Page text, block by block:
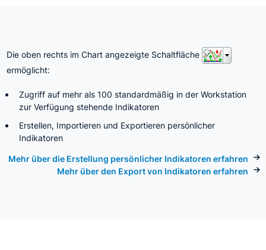
Die oben rechts im Chart angezeigte Schaltfläche
ermöglicht:
Zugriff auf mehr als 100 standardmäßig in der Workstation
zur Verfügung stehende Indikatoren
Erstellen, Importieren und Exportieren persönlicher
Indikatoren
Mehr über die Erstellung persönlicher Indikatoren erfahren
Mehr über den Export von Indikatoren erfahren